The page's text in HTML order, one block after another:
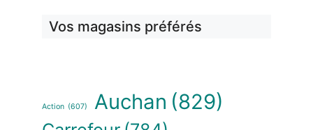
Vos magasins préférés
Action (607) Auchan (829)